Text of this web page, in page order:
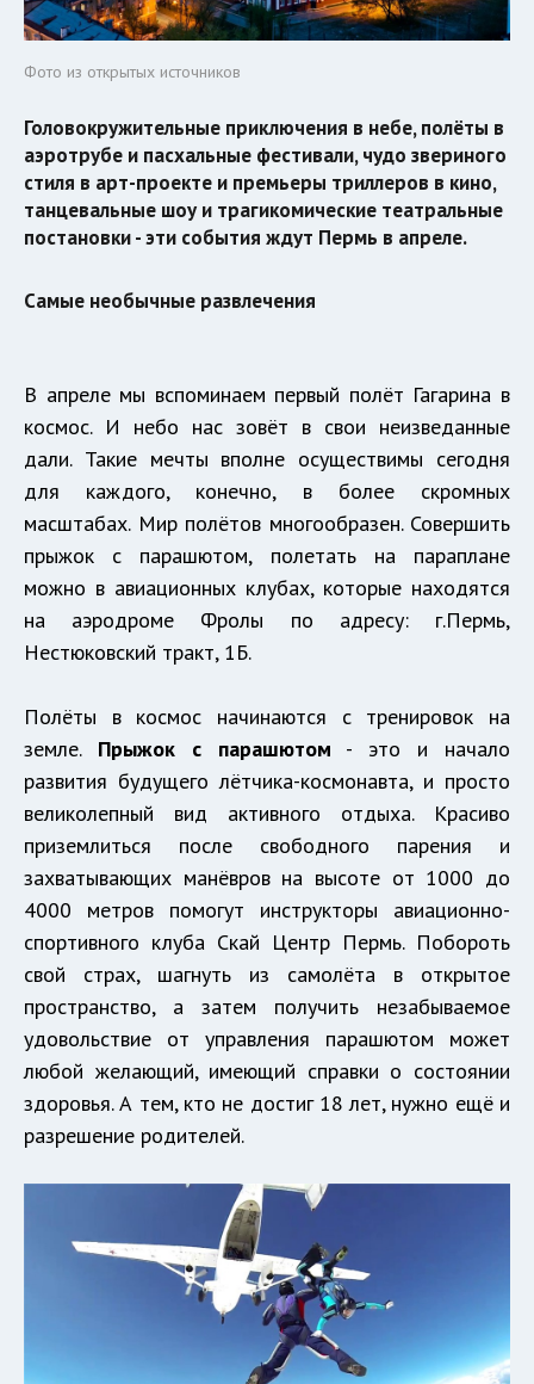
Фото из открытых источников
Головокружительные приключения в небе, полёты в
аэротрубе и пасхальные фестивали, чудо звериного
стиля в арт-проекте и премьеры триллеров в кино,
танцевальные шоу и трагикомические театральные
постановки - эти события ждут Пермь в апреле.
Самые необычные развлечения
В апреле мы вспоминаем первый полёт Гагарина в
космос. И небо нас зовёт в свои неизведанные
дали. Такие мечты вполне осуществимы сегодня
для каждого, конечно, в более скромных
масштабах. Мир полётов многообразен. Совершить
прыжок с парашютом, полетать на параплане
можно в авиационных клубах, которые находятся
на аэродроме Фролы по адресу: г.Пермь,
Нестюковский тракт, 1Б.
Полёты в космос начинаются с тренировок на
земле. Прыжок с парашютом - это и начало
развития будущего лётчика-космонавта, и просто
великолепный вид активного отдыха. Красиво
приземлиться после свободного парения и
захватывающих манёвров на высоте от 1000 до
4000 метров помогут инструкторы авиационно-
спортивного клуба Скай Центр Пермь. Побороть
свой страх, шагнуть из самолёта в открытое
пространство, а затем получить незабываемое
удовольствие от управления парашютом может
любой желающий, имеющий справки о состоянии
здоровья. А тем, кто не достиг 18 лет, нужно ещё и
разрешение родителей.